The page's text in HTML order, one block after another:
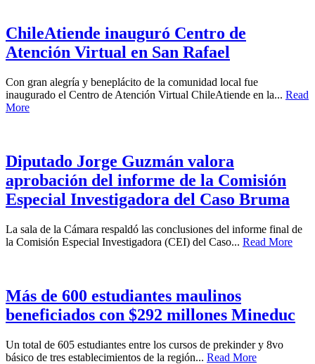
ChileAtiende inauguró Centro de
Atención Virtual en San Rafael
Con gran alegría y beneplácito de la comunidad local fue
inaugurado el Centro de Atención Virtual ChileAtiende en la... Read
More
Diputado Jorge Guzmán valora
aprobación del informe de la Comisión
Especial Investigadora del Caso Bruma
La sala de la Cámara respaldó las conclusiones del informe final de
la Comisión Especial Investigadora (CEI) del Caso... Read More
Más de 600 estudiantes maulinos
beneficiados con $292 millones Mineduc
Un total de 605 estudiantes entre los cursos de prekinder y 8vo
básico de tres establecimientos de la región... Read More